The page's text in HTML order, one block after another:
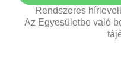
Rendszeres
Az Egyesületbe való